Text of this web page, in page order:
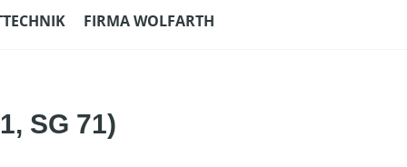
FIRMA WOLFARTH
SG 71)